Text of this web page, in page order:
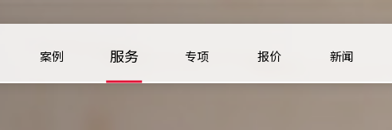
案例 服务 专项 报价 新闻